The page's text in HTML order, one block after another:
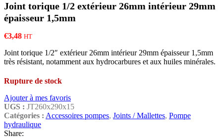
Joint torique 1/2 extérieur 26mm intérieur 29mm
épaisseur 1,5mm
€3,48 HT
Joint torique 1/2″ extérieur 26mm intérieur 29mm épaisseur 1,5mm
très résistant, notamment aux hydrocarbures et aux huiles minérales.
Rupture de stock
Ajouter à mes favoris
UGS : JT260x290x15
Catégories : Accessoires pompes, Joints / Mallettes, Pompe
hydraulique
Share: